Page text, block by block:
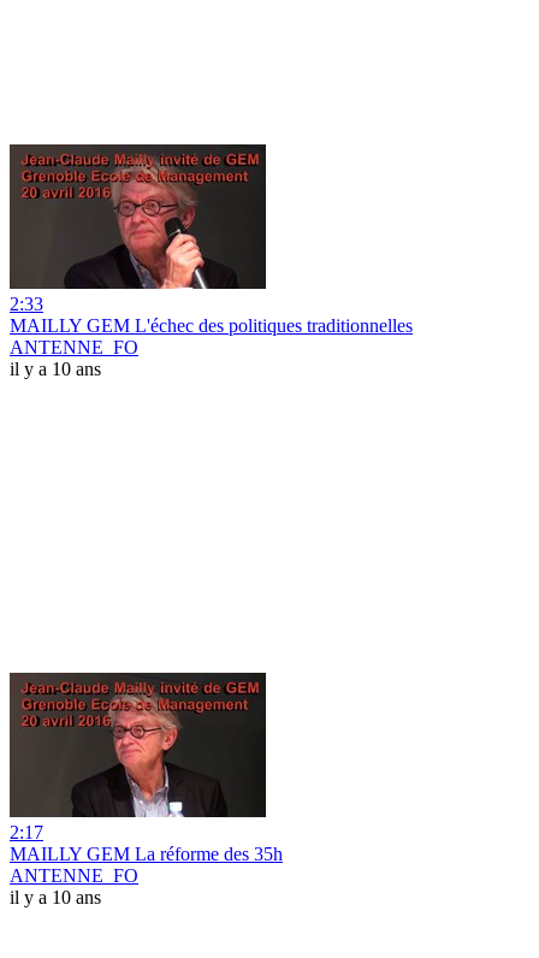
2:33
MAILLY GEM L'échec des politiques traditionnelles
ANTENNE_FO
il y a 10 ans
2:17
MAILLY GEM La réforme des 35h
ANTENNE_FO
il y a 10 ans